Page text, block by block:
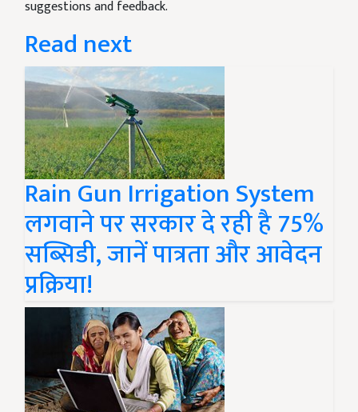
suggestions and feedback.
Read next
Rain Gun Irrigation System
लगवाने पर सरकार दे रही है 75%
सब्सिडी, जानें पात्रता और आवेदन
प्रक्रिया!